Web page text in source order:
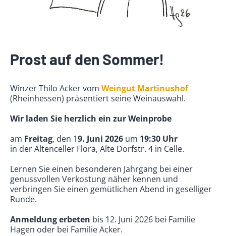
Prost auf den Sommer!
Winzer Thilo Acker vom Weingut Martinushof
(Rheinhessen) präsentiert seine Weinauswahl.
Wir laden Sie herzlich ein zur Weinprobe
am Freitag, den 19. Juni 2026 um 19:30 Uhr
in der Altenceller Flora, Alte Dorfstr. 4 in Celle.
Lernen Sie einen besonderen Jahrgang bei einer
genussvollen Verkostung näher kennen und
verbringen Sie einen gemütlichen Abend in geselliger
Runde.
Anmeldung erbeten bis 12. Juni 2026 bei Familie
Hagen oder bei Familie Acker.